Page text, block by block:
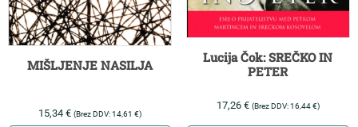
MIŠLJENJE NASILJA
15,34€ (Brez DDV:14,61€)
Lucija Čok: SREČKO IN
PETER
17,26 € (Brez DDV:16,44€)